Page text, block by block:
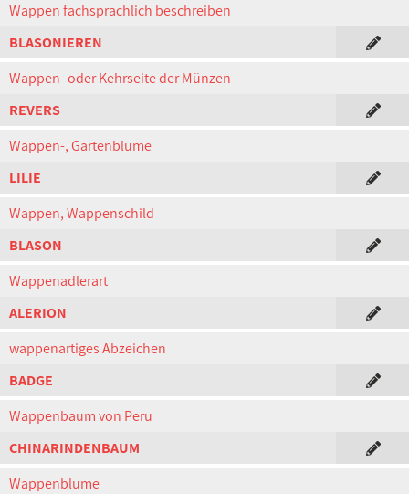
Wappen fachsprachlich beschreiben
BLASONIEREN
Wappen- oder Kehrseite der Münzen
REVERS
Wappen-, Gartenblume
LILIE
Wappen, Wappenschild
BLASON
Wappenadlerart
ALERION
wappenartiges Abzeichen
BADGE
Wappenbaum von Peru
CHINARINDENBAUM
Wappenblume